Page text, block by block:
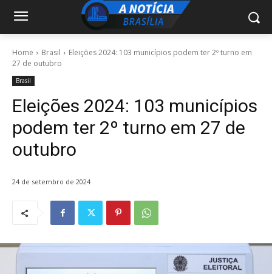
Home Brasil
Eleições 2024: 103 municípios podem ter 2º turno em
27 de outubro
Brasil
Eleições 2024: 103 municípios
podem ter 2º turno em 27 de
outubro
24 de setembro de 2024